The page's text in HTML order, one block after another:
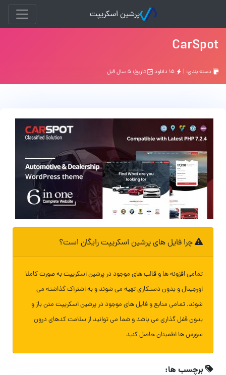
پرشین اسکریپت
CarSpot
دسته بندی: | تاریخ: ۵ سال قبل
چرا فایل های پرشین اسکریپت رایگان است؟
تمامی افزونه ها و قالب های موجود در پرشین اسکریپت به صورت کاملا
اورجینال و بدون دستکاری تهیه می شوند و به اشتراک گذاشته می
شوند. تمامی منابع و فایل های موجود در پرشین اسکریپت متن باز و
بدون قفل گذاری می باشد و شما می توانید از سلامت کدهای درون
سورس ها اطمینان حاصل کنید
برچسب ها: